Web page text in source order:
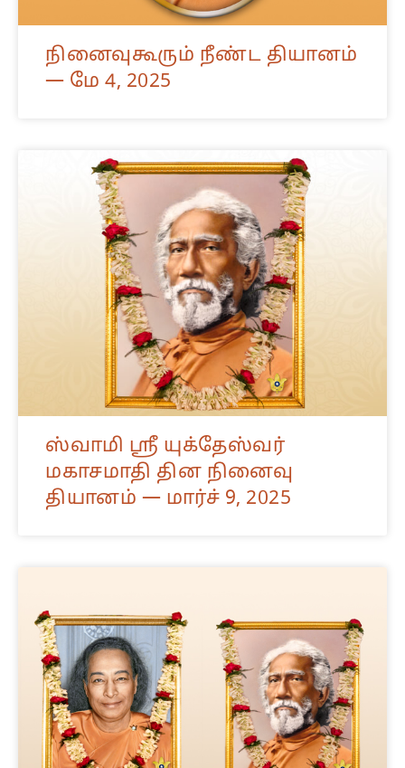
நினைவுகூரும் நீண்ட தியானம்
— மே 4, 2025
ஸ்வாமி ஸ்ரீ யுக்தேஸ்வர்
மகாசமாதி தின நினைவு
தியானம் — மார்ச் 9, 2025